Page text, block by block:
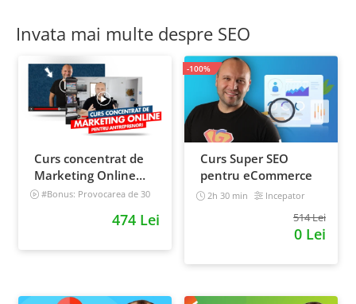
Invata mai multe despre SEO
Curs concentrat de
Marketing Online
pentru antreprenori
#Bonus: Provocarea de 30
474 Lei
Curs Super SEO
pentru eCommerce
2h 30 min Incepator
514 Lei
0 Lei
-100%